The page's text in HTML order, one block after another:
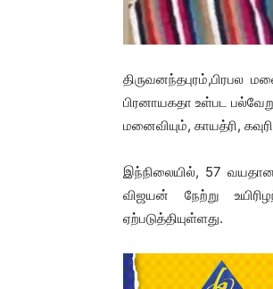
பிரனாயகதா உள்பட
மனைவியும், காயத்ரி,
இந்நிலையில், 57 வயதான
விஜயன் நேற்று
ஏற்படுத்தியுள்ளது.